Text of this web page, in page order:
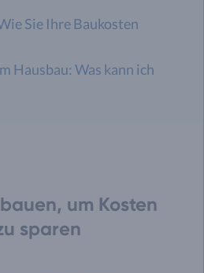
Sie Ihre Baukosten
Hausbau: Was kann ich
um Kosten
sparen